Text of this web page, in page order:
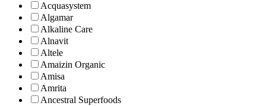
Acquasystem
Algamar
Alkaline Care
Alnavit
Altele
Amaizin Organic
Amisa
Amrita
Ancestral Superfoods